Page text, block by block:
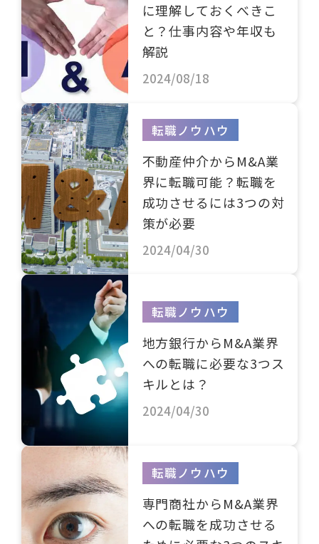
に理解しておくべきこ
と？仕事内容や年収も
解説
2024/08/18
転職ノウハウ
不動産仲介からM&A業
界に転職可能？転職を
成功させるには3つの対
策が必要
2024/04/30
転職ノウハウ
地方銀行からM&A業界
への転職に必要な3つス
キルとは？
2024/04/30
転職ノウハウ
専門商社からM&A業界
への転職を成功させる